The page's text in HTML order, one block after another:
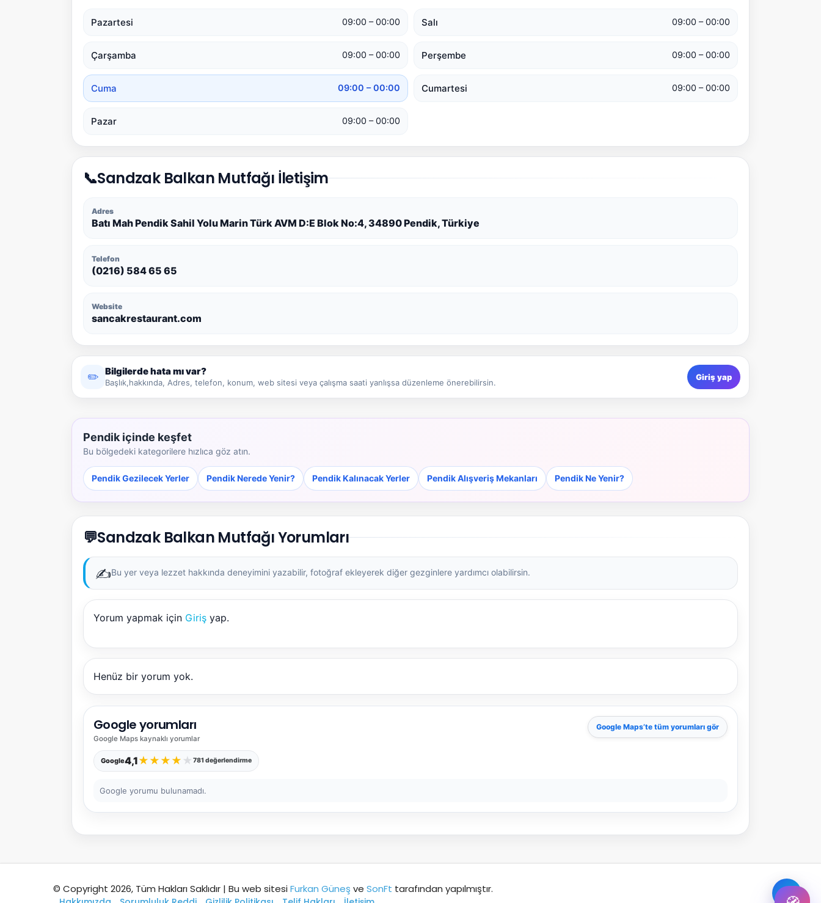
Pazartesi 09:00 – 00:00 Salı 09:00 – 00:00
Çarşamba 09:00 – 00:00 Perşembe 09:00 – 00:00
Cuma 09:00 – 00:00 Cumartesi 09:00 – 00:00
Pazar 09:00 – 00:00
📞Sandzak Balkan Mutfağı İletişim
Adres
Batı Mah Pendik Sahil Yolu Marin Türk AVM D:E Blok No:4, 34890 Pendik, Türkiye
Telefon
(0216) 584 65 65
Website
sancakrestaurant.com
✏️ Bilgilerde hata mı var?
Başlık,hakkında, Adres, telefon, konum, web sitesi veya çalışma saati yanlışsa düzenleme önerebilirsin.
Giriş yap
Pendik içinde keşfet
Bu bölgedeki kategorilere hızlıca göz atın.
Pendik Gezilecek Yerler Pendik Nerede Yenir? Pendik Kalınacak Yerler Pendik Alışveriş Mekanları Pendik Ne Yenir?
💬Sandzak Balkan Mutfağı Yorumları
✍️Bu yer veya lezzet hakkında deneyimini yazabilir, fotoğraf ekleyerek diğer gezginlere yardımcı olabilirsin.
Yorum yapmak için Giriş yap.
Henüz bir yorum yok.
Google yorumları
Google Maps kaynaklı yorumlar
Google Maps’te tüm yorumları gör
Google4,1★ ★ ★ ★ ★ 781 değerlendirme
Google yorumu bulunamadı.
© Copyright 2026, Tüm Hakları Saklıdır | Bu web sitesiFurkan Güneş ve SonFt tarafından yapılmıştır.
AI kullanmadan, sitedeki gerçek yerlerle akıllı rota
önerir.
Şehir / ilçe
🧭 Rehber ⭐ Popüler ✨ İlk kez gelen
🏛️ Tarihi 🌿 Doğa
☔ Yağmurlu ₺ Ekonomik
Durak